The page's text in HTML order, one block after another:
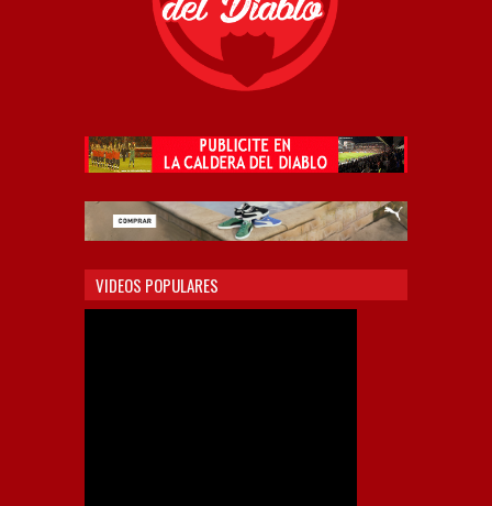
VIDEOS POPULARES